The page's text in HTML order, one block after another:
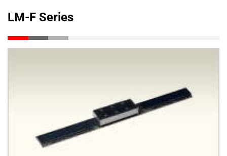
LM-F Series